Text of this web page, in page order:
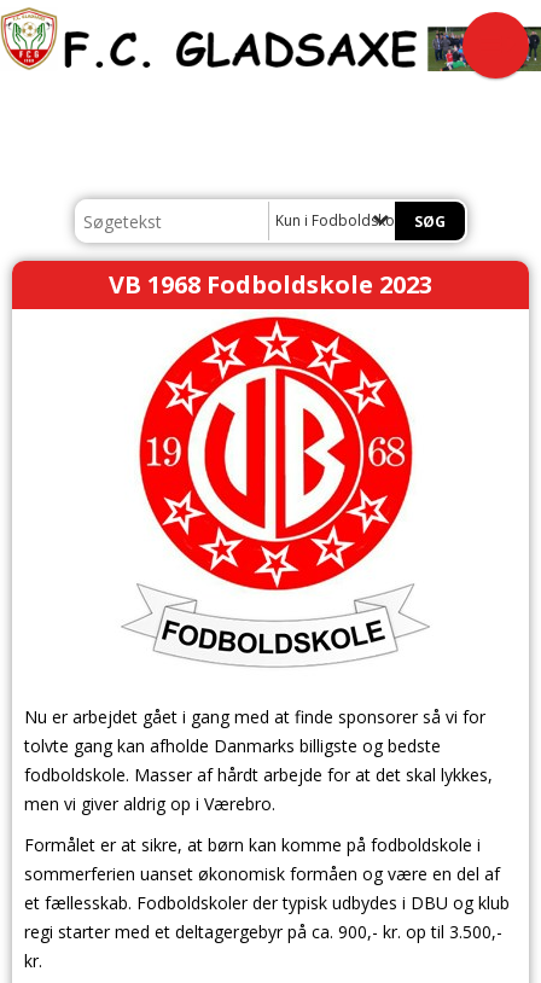
Kun i Fodboldskole
VB 1968 Fodboldskole 2023
Nu er arbejdet gået i gang med at finde sponsorer så vi for
tolvte gang kan afholde Danmarks billigste og bedste
fodboldskole. Masser af hårdt arbejde for at det skal lykkes,
men vi giver aldrig op i Værebro.
Formålet er at sikre, at børn kan komme på fodboldskole i
sommerferien uanset økonomisk formåen og være en del af
et fællesskab. Fodboldskoler der typisk udbydes i DBU og klub
regi starter med et deltagergebyr på ca. 900,- kr. op til 3.500,-
kr.